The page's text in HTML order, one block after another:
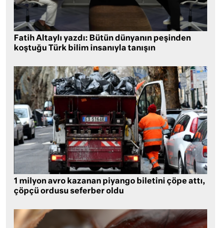
Fatih Altaylı yazdı: Bütün dünyanın peşinden
koştuğu Türk bilim insanıyla tanışın
1 milyon avro kazanan piyango biletini çöpe attı,
çöpçü ordusu seferber oldu